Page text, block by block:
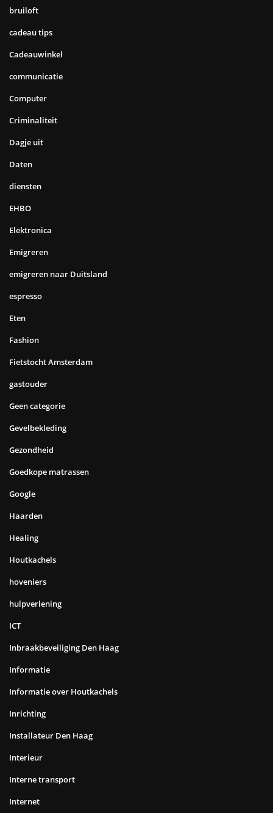
bruiloft
cadeau tips
Cadeauwinkel
communicatie
Computer
Criminaliteit
Dagje uit
Daten
diensten
EHBO
Elektronica
Emigreren
emigreren naar Duitsland
espresso
Eten
Fashion
Fietstocht Amsterdam
gastouder
Geen categorie
Gevelbekleding
Gezondheid
Goedkope matrassen
Google
Haarden
Healing
Houtkachels
hoveniers
hulpverlening
ICT
Inbraakbeveiliging Den Haag
Informatie
Informatie over Houtkachels
Inrichting
Installateur Den Haag
Interieur
Interne transport
Internet